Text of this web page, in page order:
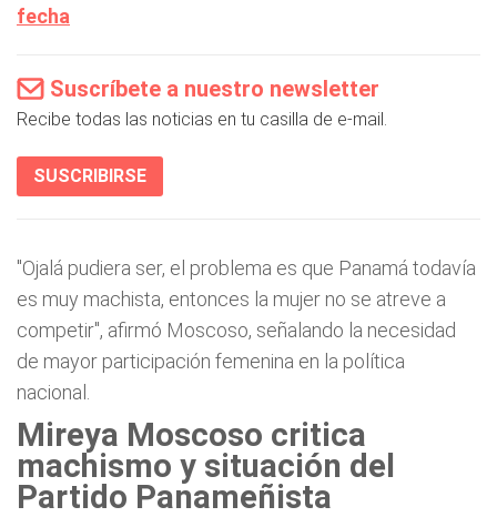
fecha
Suscríbete a nuestro newsletter
Recibe todas las noticias en tu casilla de e-mail.
SUSCRIBIRSE
"Ojalá pudiera ser, el problema es que Panamá todavía
es muy machista, entonces la mujer no se atreve a
competir", afirmó Moscoso, señalando la necesidad
de mayor participación femenina en la política
nacional.
Mireya Moscoso critica
machismo y situación del
Partido Panameñista